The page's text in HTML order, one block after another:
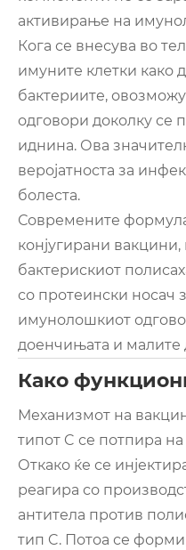
активирање на
Кога се внесува во
имуните клетки како
бактериите,
одговори доколку се
иднина. Ова
веројатноста за
болеста.
Современите
конјугирани
бактерискиот
со протеински носач
имунолошкиот
доенчињата и малите
Како
Механизмот на
типот C се потпира
Откако ќе се
реагира со
антитела против
тип C. Потоа се